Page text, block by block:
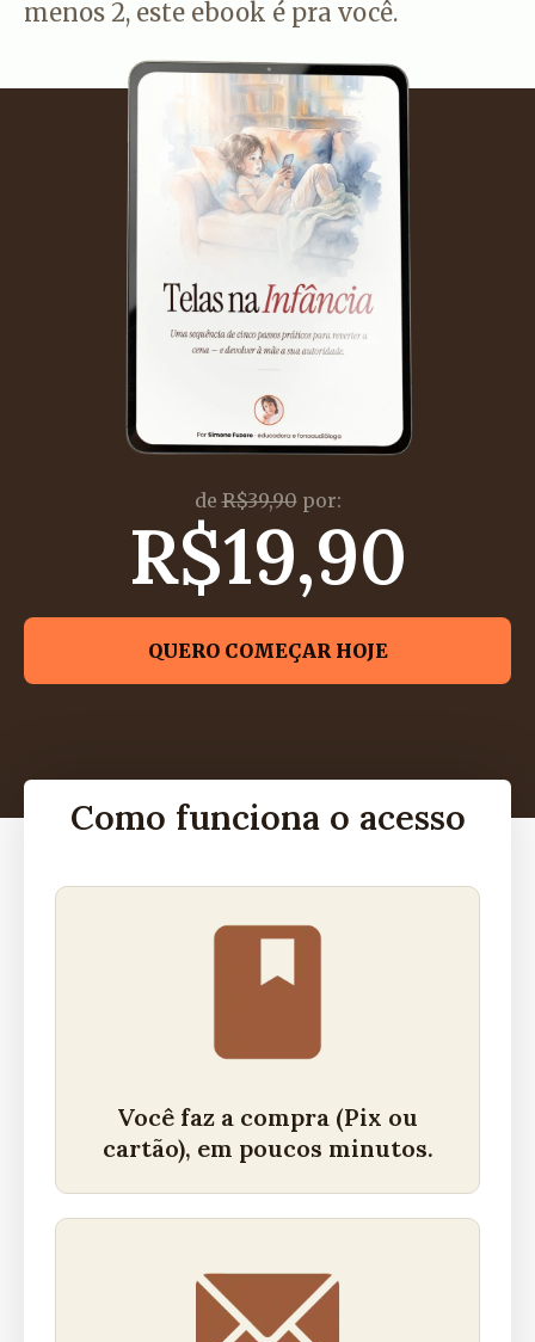
menos 2, este ebook é pra você.
deR$39,90por:
R$19,90
QUERO COMEÇAR HOJE
Como funciona o acesso
Você faz a compra (Pix ou
cartão), em poucos minutos.